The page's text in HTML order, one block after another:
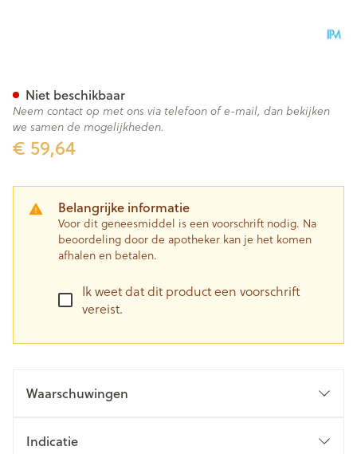
€ 59,64
Belangrijke informatie
Voor dit geneesmiddel is een voorschrift nodig. Na
beoordeling door de apotheker kan je het komen
afhalen en betalen.
Ik weet dat dit product een voorschrift
vereist.
Niet beschikbaar
Neem contact op met ons via telefoon of e-mail, dan bekijken
we samen de mogelijkheden.
Waarschuwingen
Indicatie